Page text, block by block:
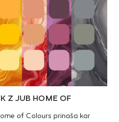
Z JUB HOME OF
of Colours prinaša kar